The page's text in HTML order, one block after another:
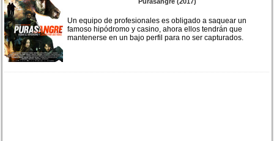
Un equipo de profesionales es obligado a saquear un
famoso hipódromo y casino, ahora ellos tendrán que
mantenerse en un bajo perfil para no ser capturados.